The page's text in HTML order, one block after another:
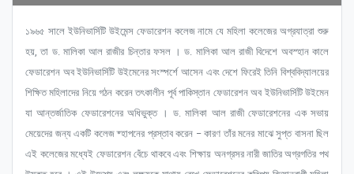
১৯৬৫ সালে ইউনিভার্সিটি উইমেন্স ফেডারেশন কলেজ নামে যে মহিলা কলেজের অগ্রযাত্রা শুরু
হয়, তা ড. মালিকা আল রাজীর চিন্তার ফসল । ড. মালিকা আল রাজী বিদেশে অবস্হান কালে
ফেডারেশন অব ইউনিভার্সিটি উইমেনের সংস্পর্শে আসেন এবং দেশে ফিরেই তিনি বিশ্ববিদ্যালয়ের
শিক্ষিত মহিলাদের নিয়ে গঠন করেন তৎকালীন পূর্ব পাকিস্তান ফেডারেশন অব ইউনিভার্সিটি উইমেন
যা আন্তর্জাতিক ফেডারেশনের অধিভুক্ত । ড. মালিকা আল রাজী ফেডারেশনের এক সভায়
মেয়েদের জন্য একটি কলেজ ষ্হাপনের প্রস্তাব করেন – কারণ তাঁর মনের মাঝে সুপ্ত বাসনা ছিল
এই কলেজের মধ্যেই ফেডারেশন বেঁচে থাকবে এবং শিক্ষায় অনগ্রসর নারী জাতির অগ্রগতির পথ